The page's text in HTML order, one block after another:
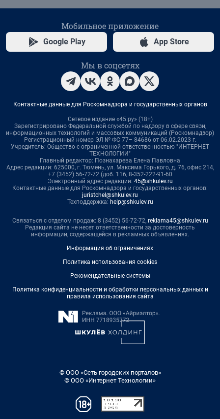
Мобильное приложение
Google Play App Store
Мы в соцсетях
Контактные данные для Роскомнадзора и государственных органов
Сетевое издание «45.ру» (18+)
Зарегистрировано Федеральной службой по надзору в сфере связи,
информационных технологий и массовых коммуникаций (Роскомнадзор)
Регистрационный номер ЭЛ № ФС 77– 84686 от 06.02.2023 г.
Учредитель: Общество с ограниченной ответственностью "ИНТЕРНЕТ
ТЕХНОЛОГИИ"
Главный редактор: Познахарева Елена Павловна
Адрес редакции: 625000, г. Тюмень, ул. Максима Горького, д. 76, офис 214,
+7 (3452) 56-72-72 (доб. 116, 8-352-222-91-60
Электронный адрес редакции: 45@shkulev.ru
Контактные данные для Роскомнадзора и государственных органов:
juristchel@shkulev.ru
Техподдержка: help@shkulev.ru
Связаться с отделом продаж: 8 (3452) 56-72-72, reklama45@shkulev.ru
Редакция сайта не несет ответственности за достоверность
информации, содержащейся в рекламных объявлениях.
Информация об ограничениях
Политика использования cookies
Рекомендательные системы
Политика конфиденциальности и обработки персональных данных и
правила использования сайта
© ООО «Сеть городских порталов»
© ООО «Интернет Технологии»